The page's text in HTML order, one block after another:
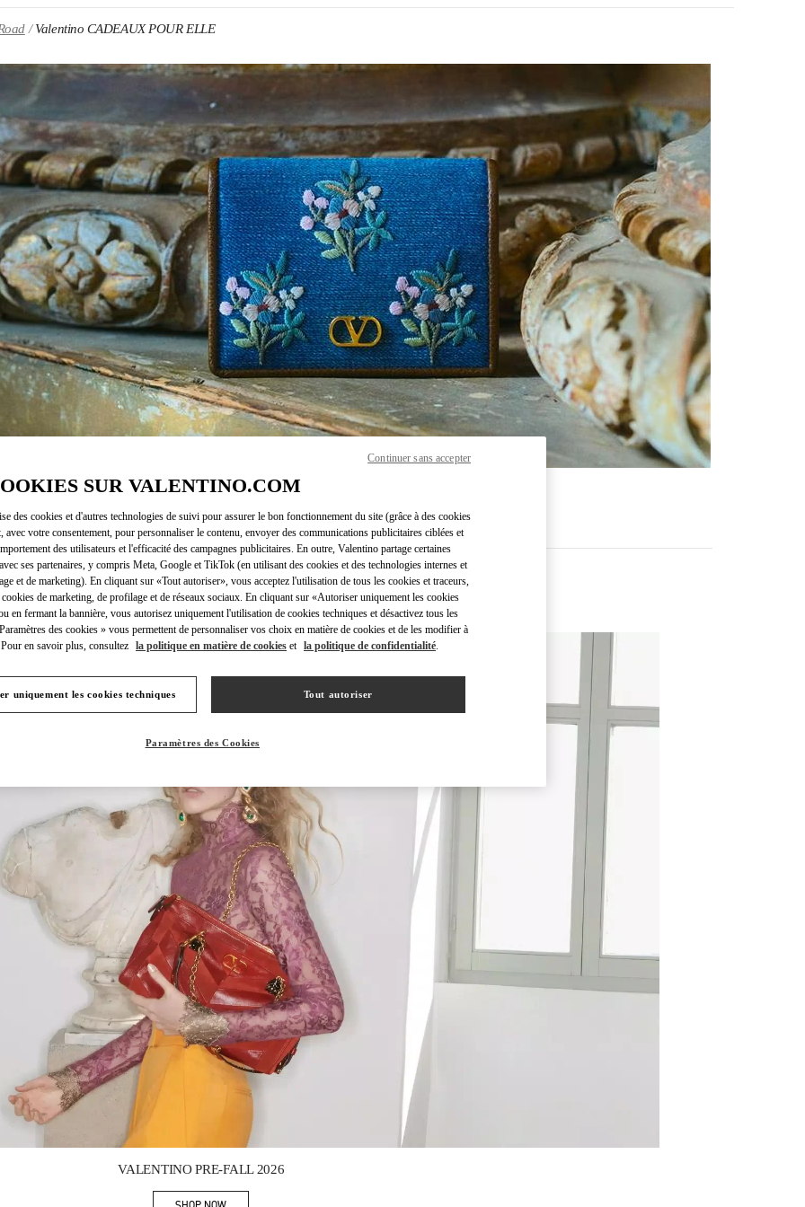
Valentino CADEAUX POUR ELLE
IN NEW TAB
Link Opens in New Tab
NOUVEAUTÉS
VALENTINO PRE-FALL 2026
SUR VALENTINO.COM
des cookies et d'autres technologies de suivi pour assurer le bon fonctionnement du site (grâce à des cookies
avec votre consentement, pour personnaliser le contenu, envoyer des communications publicitaires ciblées et
des utilisateurs et l'efficacité des campagnes publicitaires. En outre, Valentino partage certaines
ses partenaires, y compris Meta, Google et TikTok (en utilisant des cookies et des technologies internes et
et de marketing). En cliquant sur «Tout autoriser», vous acceptez l'utilisation de tous les cookies et traceurs,
de marketing, de profilage et de réseaux sociaux. En cliquant sur «Autoriser uniquement les cookies
en fermant la bannière, vous autorisez uniquement l'utilisation de cookies techniques et désactivez tous les
des cookies » vous permettent de personnaliser vos choix en matière de cookies et de les modifier à
en savoir plus, consultez la politique en matière de cookies et la politique de confidentialité
uniquement les cookies techniques Tout autoriser
Paramètres des Cookies
Continuer sans accepter